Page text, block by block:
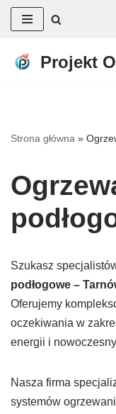
do
Projekt
Strona główna »
Szukasz
podłogowe –
Oferujemy
oczekiwania w
energii i
Nasza firma
systemów